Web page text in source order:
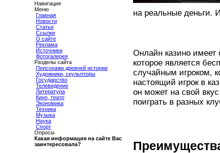
Навигация
Меню
Главная
Новости
Статьи
Ссылки
О сайте
Реклама
Источники
Фотогалерея
Разделы сайта
Персонажи древней истории
Художники, скульпторы
Государство
Телевидение
Литература
Кино, театр
Экономика
Техника
Музыка
Наука
Спорт
Опросы
Какая информация на сайте Вас
заинтересовала?
на реальные деньги.
Онлайн казино имеет
которое является
случайным игроком,
настоящий игрок в
он может на свой
поиграть в разных